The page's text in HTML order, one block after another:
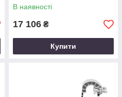
В наявності
17 106 ₴
Купити